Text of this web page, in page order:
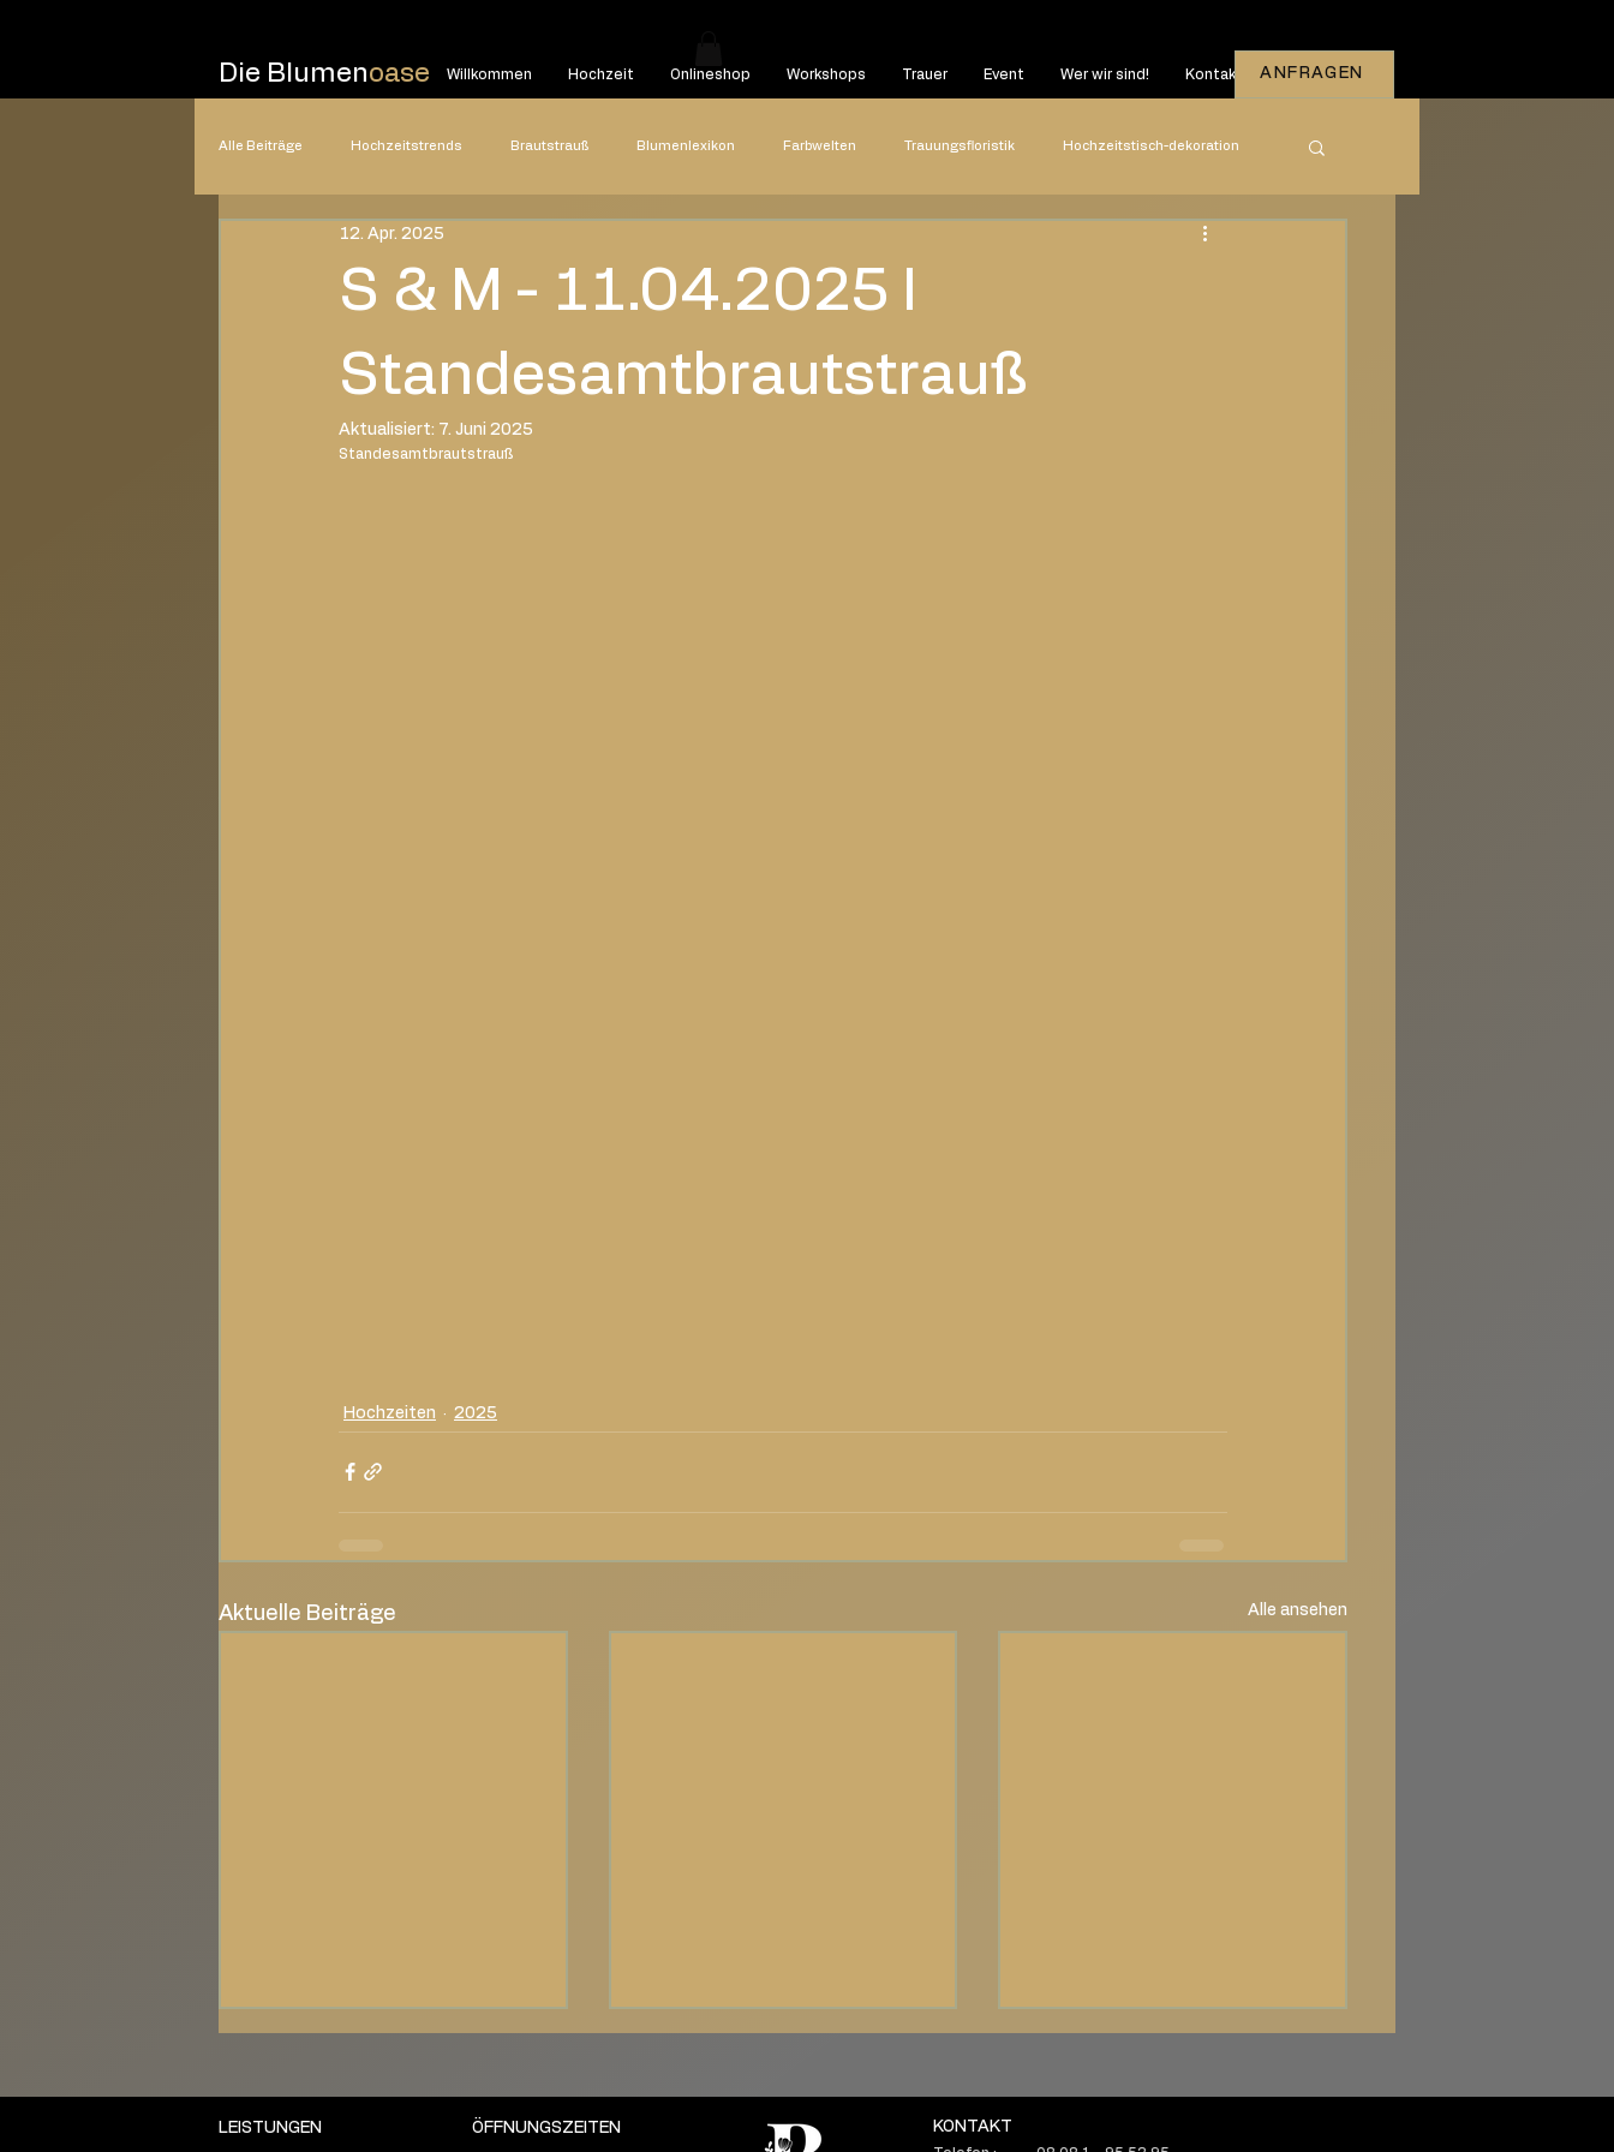
Die Blumenoase Willkommen Hochzeit Onlineshop Workshops Trauer Event Wer wir sind! Kontakt ANFRAGEN
Alle Beiträge Hochzeitstrends Brautstrauß Blumenlexikon Farbwelten Trauungsfloristik Hochzeitstisch-dekoration
Hochzeitsplanung Hochzeitsstile
S & M - 11.04.2025 I
Standesamtbrautstrauß
12. Apr. 2025
Aktualisiert: 7. Juni 2025
Standesamtbrautstrauß
Hochzeiten 2025
Aktuelle Beiträge Alle ansehen
LEISTUNGEN ÖFFNUNGSZEITEN KONTAKT